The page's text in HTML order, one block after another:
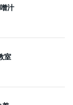
汁
室